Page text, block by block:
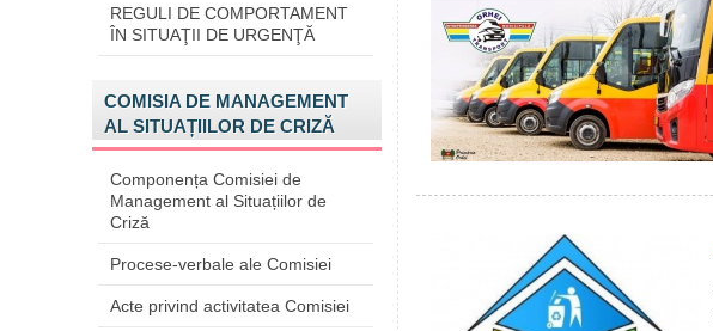
REGULI DE COMPORTAMENT
ÎN SITUAŢII DE URGENŢĂ
COMISIA DE MANAGEMENT
AL SITUAȚIILOR DE CRIZĂ
Componența Comisiei de
Management al Situațiilor de
Criză
Procese-verbale ale Comisiei
Acte privind activitatea Comisiei